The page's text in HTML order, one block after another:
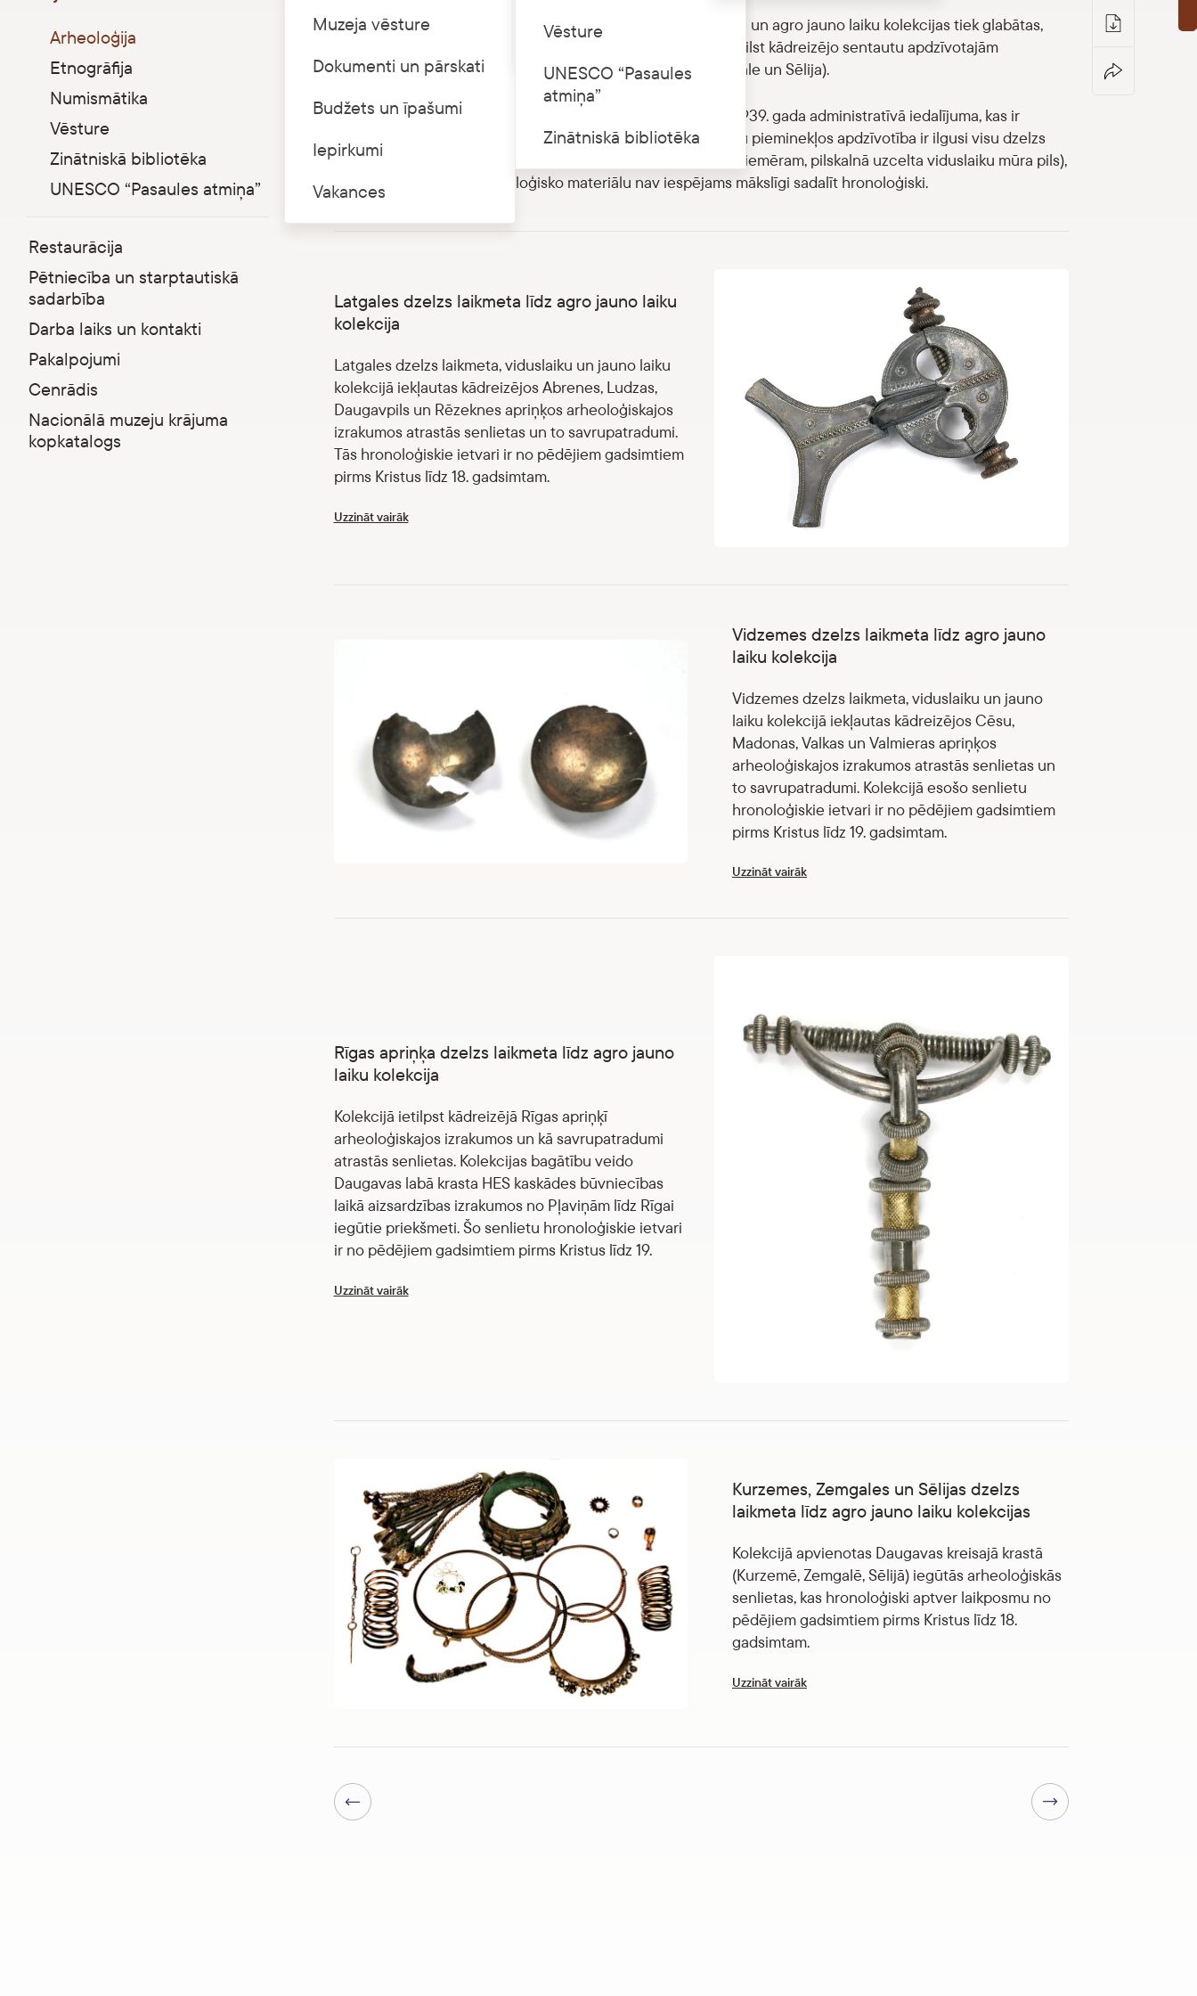
Cenrādis
Vēsture
UNESCO “Pasaules
atmiņa”
Zinātniskā bibliotēka
Muzeja vēsture
Dokumenti un pārskati
Budžets un īpašumi
Iepirkumi
Vakances
Arheoloģija
Etnogrāfija
Numismātika
Vēsture
Zinātniskā bibliotēka
UNESCO “Pasaules atmiņa”
Restaurācija
Pētniecība un starptautiskā
sadarbība
Darba laiks un kontakti
Pakalpojumi
Cenrādis
Nacionālā muzeju krājuma
kopkatalogs
LNVM Arheoloģijas departamentā dzelzs laikmeta, viduslaiku un agro jauno laiku kolekcijas tiek glabātas,
ievērojot kultūrvēsturisko novadu robežas, kas lielā mērā atbilst kādreizējo sentautu apdzīvotajām
teritorijām (Latgale, Vidzeme, Rīgas apriņķis, Kurzeme, Zemgale un Sēlija).
Kolekcijas tālākais dalījums veikts topogrāfiski, pēc Latvijas 1939. gada administratīvā iedalījuma, kas ir
nemainīga sistēma. Tas saistīts ar to, ka bieži vien daudzslāņu pieminekļos apdzīvotība ir ilgusi visu dzelzs
laikmetu, kā arī turpinājusies viduslaikos un jaunajos laikos (piemēram, pilskalnā uzcelta viduslaiku mūra pils),
tāpēc šo pieminekļu arheoloģisko materiālu nav iespējams mākslīgi sadalīt hronoloģiski.
Latgales dzelzs laikmeta līdz agro jauno laiku
kolekcija
Latgales dzelzs laikmeta, viduslaiku un jauno laiku
kolekcijā iekļautas kādreizējos Abrenes, Ludzas,
Daugavpils un Rēzeknes apriņķos arheoloģiskajos
izrakumos atrastās senlietas un to savrupatradumi.
Tās hronoloģiskie ietvari ir no pēdējiem gadsimtiem
pirms Kristus līdz 18. gadsimtam.
Uzzināt vairāk
Vidzemes dzelzs laikmeta līdz agro jauno
laiku kolekcija
Vidzemes dzelzs laikmeta, viduslaiku un jauno
laiku kolekcijā iekļautas kādreizējos Cēsu,
Madonas, Valkas un Valmieras apriņķos
arheoloģiskajos izrakumos atrastās senlietas un
to savrupatradumi. Kolekcijā esošo senlietu
hronoloģiskie ietvari ir no pēdējiem gadsimtiem
pirms Kristus līdz 19. gadsimtam.
Uzzināt vairāk
Rīgas apriņķa dzelzs laikmeta līdz agro jauno
laiku kolekcija
Kolekcijā ietilpst kādreizējā Rīgas apriņķī
arheoloģiskajos izrakumos un kā savrupatradumi
atrastās senlietas. Kolekcijas bagātību veido
Daugavas labā krasta HES kaskādes būvniecības
laikā aizsardzības izrakumos no Pļaviņām līdz Rīgai
iegūtie priekšmeti. Šo senlietu hronoloģiskie ietvari
ir no pēdējiem gadsimtiem pirms Kristus līdz 19.
Uzzināt vairāk
Kurzemes, Zemgales un Sēlijas dzelzs
laikmeta līdz agro jauno laiku kolekcijas
Kolekcijā apvienotas Daugavas kreisajā krastā
(Kurzemē, Zemgalē, Sēlijā) iegūtās arheoloģiskās
senlietas, kas hronoloģiski aptver laikposmu no
pēdējiem gadsimtiem pirms Kristus līdz 18.
gadsimtam.
Uzzināt vairāk
Iepriekšējā lapa
Nākamā lapa